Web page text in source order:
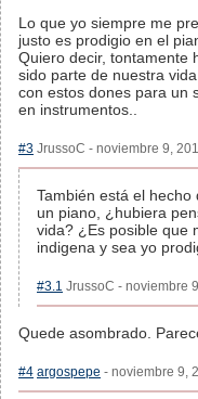
Lo que yo siempre me
justo es prodigio en el
Quiero decir, tontamente
sido parte de nuestra
con estos dones para un
en instrumentos..
#3 JrussoC - noviembre 9,
También está el
un piano, ¿hubiera
vida? ¿Es posible que
indigena y sea yo
#3.1 JrussoC - noviembre
Quede asombrado.
#4 argospepe - noviembre 9,